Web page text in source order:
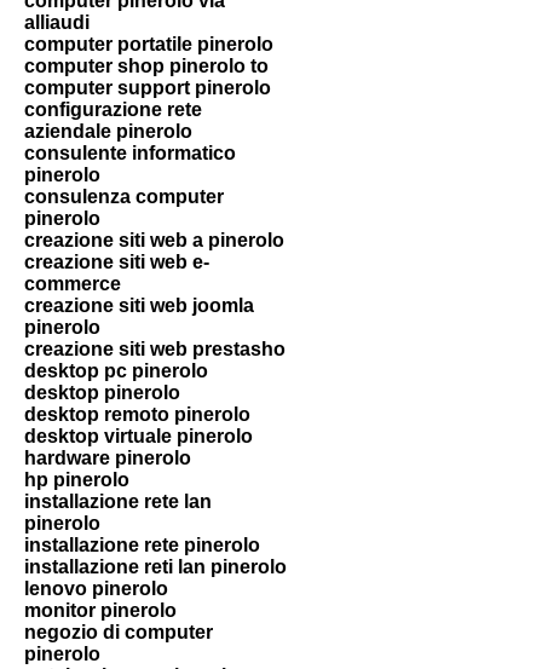
alliaudi
computer portatile pinerolo
computer shop pinerolo to
computer support pinerolo
configurazione rete
aziendale pinerolo
consulente informatico
pinerolo
consulenza computer
pinerolo
creazione siti web a pinerolo
creazione siti web e-
commerce
creazione siti web joomla
pinerolo
creazione siti web prestasho
desktop pc pinerolo
desktop pinerolo
desktop remoto pinerolo
desktop virtuale pinerolo
hardware pinerolo
hp pinerolo
installazione rete lan
pinerolo
installazione rete pinerolo
installazione reti lan pinerolo
lenovo pinerolo
monitor pinerolo
negozio di computer
pinerolo